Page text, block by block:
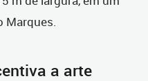
Marques.
a arte